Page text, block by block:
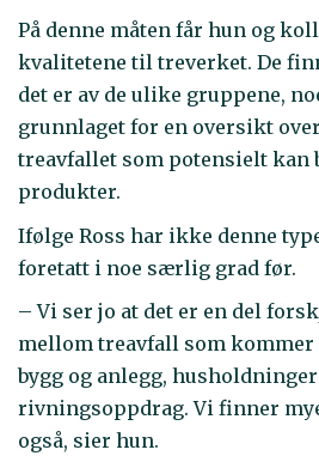
På denne måten får hun og
kvalitetene til treverket. De
det er av de ulike gruppene,
grunnlaget for en oversikt
treavfallet som potensielt kan
produkter.
Ifølge Ross har ikke denne
foretatt i noe særlig grad før.
– Vi ser jo at det er en del
mellom treavfall som
bygg og anlegg,
rivningsoppdrag. Vi finner
også, sier hun.